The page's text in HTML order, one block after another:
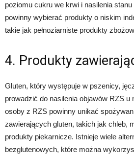
poziomu cukru we krwi i nasilenia
powinny wybierać produkty o niskim
takie jak pełnoziarniste produkty
4. Produkty
Gluten, który występuje w pszenicy,
prowadzić do nasilenia objawów RZS u
osoby z RZS powinny unikać
zawierających gluten, takich jak chleb,
produkty piekarnicze. Istnieje wiele
bezglutenowych, które można